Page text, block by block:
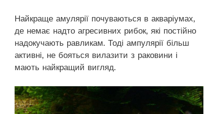
Найкраще амулярії почуваються в акваріумах,
де немає надто агресивних рибок, які постійно
надокучають равликам. Тоді ампулярії більш
активні, не бояться вилазити з раковини і
мають найкращий вигляд.